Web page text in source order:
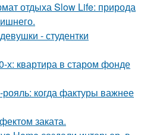
отдыха Slow Life: природа
- студентки
х: квартира в старом фонде
когда фактуры важнее
заката.